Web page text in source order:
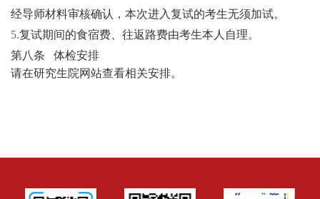
经导师材料审核确认，本次进入复试的考生无须加试。
5.复试期间的食宿费、往返路费由考生本人自理。
第八条
体检安排
请在研究生院网站查看相关安排。